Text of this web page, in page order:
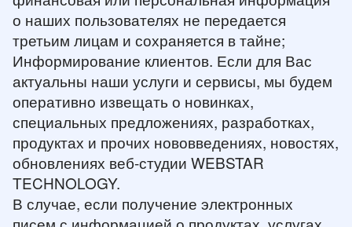
о наших пользователях не передается
третьим лицам и сохраняется в тайне;
Информирование клиентов. Если для Вас
актуальны наши услуги и сервисы, мы будем
оперативно извещать о новинках,
специальных предложениях, разработках,
продуктах и прочих нововведениях, новостях,
обновлениях веб-студии WEBSTAR
TECHNOLOGY.
В случае, если получение электронных